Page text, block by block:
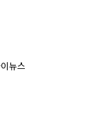
뉴스